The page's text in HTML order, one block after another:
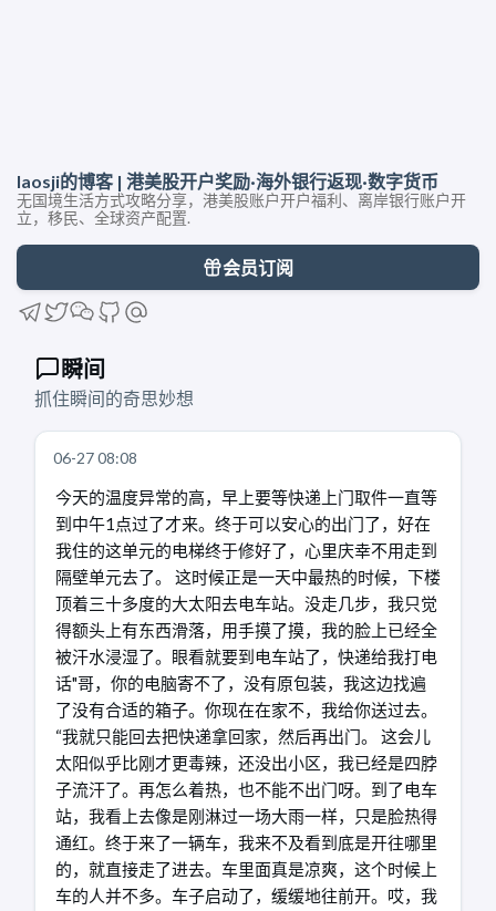
laosji的博客 | 港美股开户奖励·海外银行返现·数字货币
无国境生活方式攻略分享，港美股账户开户福利、离岸银行账户开
立，移民、全球资产配置.
会员订阅
瞬间
抓住瞬间的奇思妙想
06-27 08:08
今天的温度异常的高，早上要等快递上门取件一直等
到中午1点过了才来。终于可以安心的出门了，好在
我住的这单元的电梯终于修好了，心里庆幸不用走到
隔壁单元去了。 这时候正是一天中最热的时候，下楼
顶着三十多度的大太阳去电车站。没走几步，我只觉
得额头上有东西滑落，用手摸了摸，我的脸上已经全
被汗水浸湿了。眼看就要到电车站了，快递给我打电
话"哥，你的电脑寄不了，没有原包装，我这边找遍
了没有合适的箱子。你现在在家不，我给你送过去。
“我就只能回去把快递拿回家，然后再出门。 这会儿
太阳似乎比刚才更毒辣，还没出小区，我已经是四脖
子流汗了。再怎么着热，也不能不出门呀。到了电车
站，我看上去像是刚淋过一场大雨一样，只是脸热得
通红。终于来了一辆车，我来不及看到底是开往哪里
的，就直接走了进去。车里面真是凉爽，这个时候上
车的人并不多。车子启动了，缓缓地往前开。哎，我